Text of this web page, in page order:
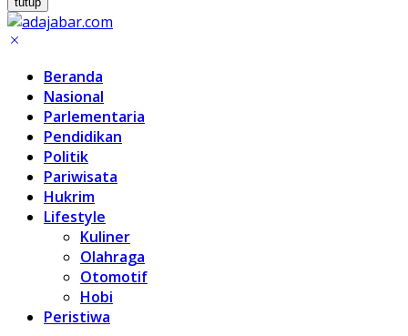
Beranda
Nasional
Parlementaria
Pendidikan
Politik
Pariwisata
Hukrim
Lifestyle
Kuliner
Olahraga
Otomotif
Hobi
Peristiwa